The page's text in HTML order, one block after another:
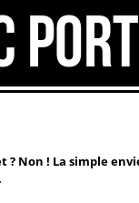
? Non ! La simple